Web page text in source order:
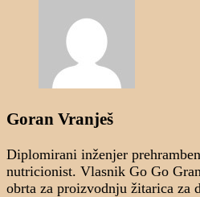
Goran Vranješ
Diplomirani inženjer
nutricionist. Vlasnik Go Go
obrta za proizvodnju žitarica za